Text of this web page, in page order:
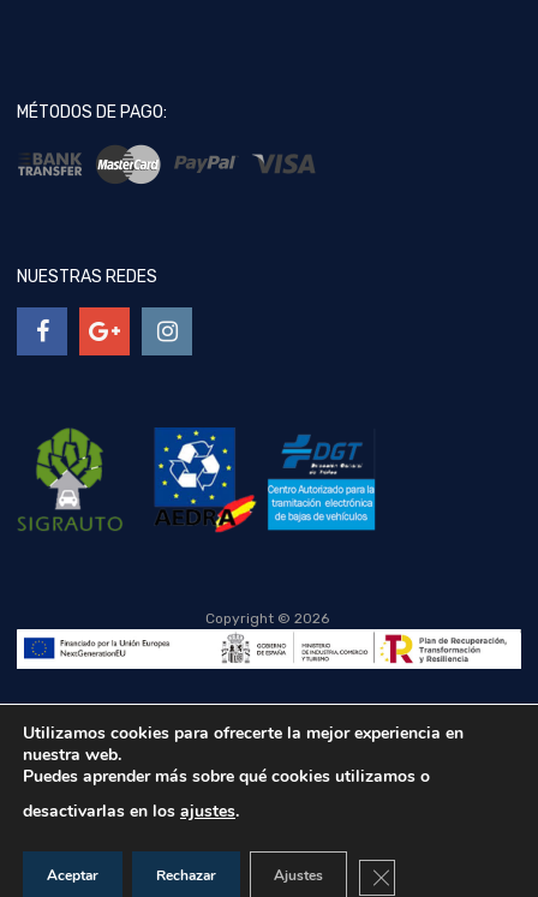
MÉTODOS DE PAGO:
NUESTRAS REDES
Copyright © 2026
Utilizamos cookies para ofrecerte la mejor experiencia en
nuestra web.
Puedes aprender más sobre qué cookies utilizamos o
desactivarlas en los ajustes.
Aceptar Rechazar Ajustes Cerrar el banner de